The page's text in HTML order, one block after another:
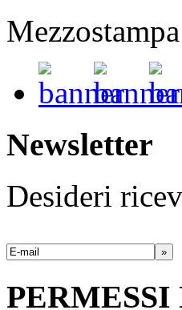
Newsletter
Desideri
»